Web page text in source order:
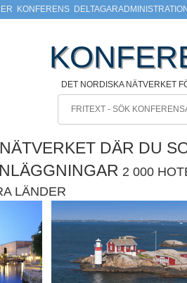
KONFERENS DELTAGARADMINISTRATION
DET NORDISKA NÄTVERKET
DÄR DU
2 000
LÄNDER